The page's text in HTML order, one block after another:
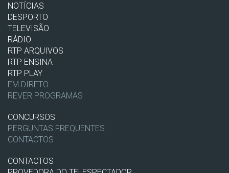
NOTÍCIAS
DESPORTO
TELEVISÃO
RÁDIO
RTP ARQUIVOS
RTP ENSINA
RTP PLAY
EM DIRETO
REVER PROGRAMAS
CONCURSOS
PERGUNTAS FREQUENTES
CONTACTOS
CONTACTOS